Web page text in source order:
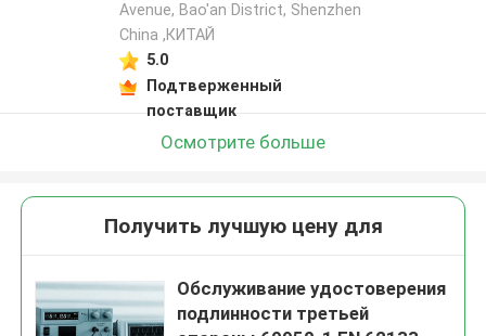
Avenue, Bao'an District, Shenzhen
China ,КИТАЙ
5.0
Подтверженный
поставщик
Осмотрите больше
Получить лучшую цену для
Обслуживание удостоверения
подлинности третьей